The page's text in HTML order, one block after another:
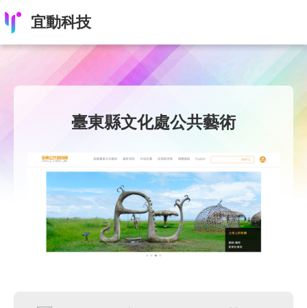
宜動科技
臺東縣文化處公共藝術